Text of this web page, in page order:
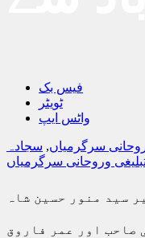
فیس بک
ٹویٹر
واٹس ایپ
سرگرمیاں, سجادہ
وروحانی سرگرمیاں
سید منور حسین شاہ
صاحب اور عمر فاروق